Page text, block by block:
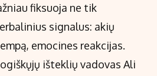
fiksuoja ne tik
signalus: akių
emocines reakcijas.
išteklių vadovas Ali